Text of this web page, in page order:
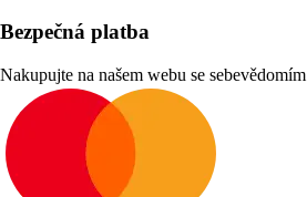
Bezpečná platba
Nakupujte na našem webu se sebevědomím